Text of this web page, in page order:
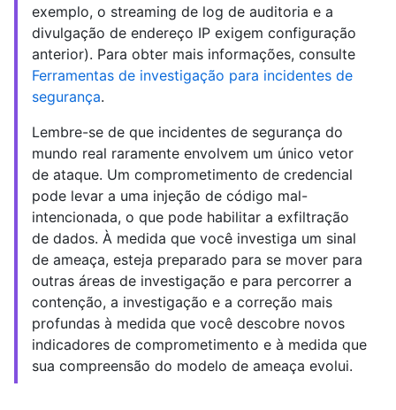
exemplo, o streaming de log de auditoria e a
divulgação de endereço IP exigem configuração
anterior). Para obter mais informações, consulte
Ferramentas de investigação para incidentes de
segurança.
Lembre-se de que incidentes de segurança do
mundo real raramente envolvem um único vetor
de ataque. Um comprometimento de credencial
pode levar a uma injeção de código mal-
intencionada, o que pode habilitar a exfiltração
de dados. À medida que você investiga um sinal
de ameaça, esteja preparado para se mover para
outras áreas de investigação e para percorrer a
contenção, a investigação e a correção mais
profundas à medida que você descobre novos
indicadores de comprometimento e à medida que
sua compreensão do modelo de ameaça evolui.